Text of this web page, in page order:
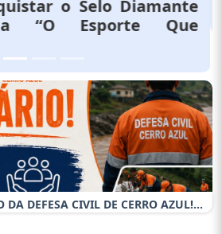
DA DEFESA CIVIL DE CERRO AZUL!...